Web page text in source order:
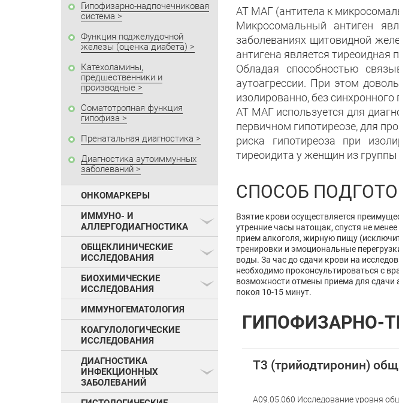
Гипофизарно-надпочечниковая
система
Функция поджелудочной
железы (оценка диабета)
Катехоламины,
предшественники и
производные
Соматотропная функция
гипофиза
Пренатальная диагностика
Диагностика аутоиммунных
заболеваний
ОНКОМАРКЕРЫ
ИММУНО- И
АЛЛЕРГОДИАГНОСТИКА
ОБЩЕКЛИНИЧЕСКИЕ
ИССЛЕДОВАНИЯ
БИОХИМИЧЕСКИЕ
ИССЛЕДОВАНИЯ
ИММУНОГЕМАТОЛОГИЯ
КОАГУЛОЛОГИЧЕСКИЕ
ИССЛЕДОВАНИЯ
ДИАГНОСТИКА
ИНФЕКЦИОННЫХ
ЗАБОЛЕВАНИЙ
АТ МАГ (антитела к
Микросомальный антиген
заболеваниях щитовидной
антигена является тиреоидная
Обладая способностью
аутоагрессии. При этом
изолированно, без
АТ МАГ используется для
первичном гипотиреозе, для
риска гипотиреоза при
тиреоидита у женщин из
СПОСОБ
Взятие крови осуществляется
утренние часы натощак, спустя не
прием алкоголя, жирную пищу
тренировки и эмоциональные
воды. За час до сдачи крови на
необходимо проконсультироваться с
возможности отмены приема для сдачи
покоя 10-15 минут.
ГИПОФИЗАРНО-
Т3 (трийодтиронин)
A09.05.060 Исследование уровня